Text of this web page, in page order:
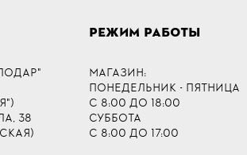
38
РЕЖИМ РАБОТЫ
МАГАЗИН:
ПОНЕДЕЛЬНИК - ПЯТНИЦА
С 8:00 ДО 18:00
СУББОТА
С 8:00 ДО 17:00